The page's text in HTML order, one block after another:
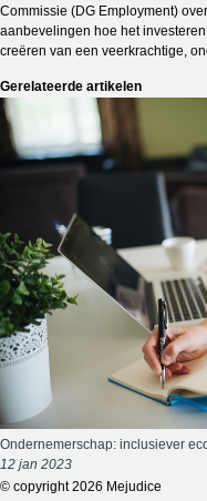
Commissie (DG Employment)
aanbevelingen hoe het
creëren van een veerkrachtige,
Gerelateerde artikelen
Ondernemerschap: inclusiever
12 jan 2023
© copyright 2026 Mejudice